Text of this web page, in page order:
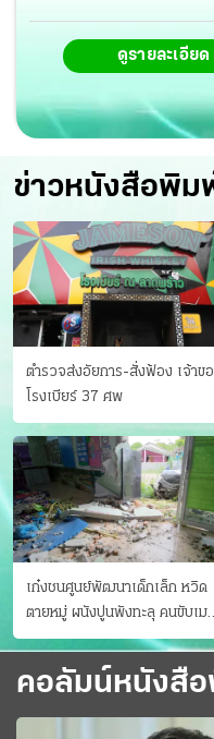
ทำข้อตกลงครั้งนี้ถือเป็น
เคลื่อนการศึกษาไทยได้
การศึกษาของโลก ทั้งหวั
จะเข้าใจ เห็นถึงความส
จะเป็นผู้นำขององค์กรในอ
ดูรายละเอียด
ข่าวหนังสือพิม
ตำรวจส่งอัยการ-สั่งฟ้อง เจ้าข
โรงเบียร์ 37 ศพ
เก๋งชนศูนย์พัฒนาเด็กเล็ก หวิด
ตายหมู่ ผนังปูนพังทะลุ คนขับเมา
ยา
คอลัมน์หนังสื